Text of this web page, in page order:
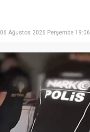
06 Ağustos 2026 Perşembe 19:06